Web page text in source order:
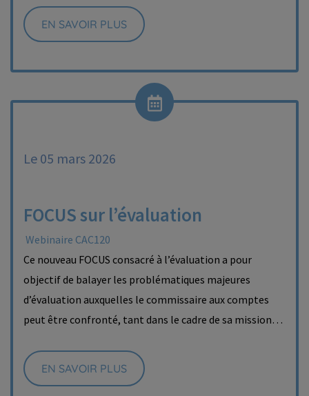
EN SAVOIR PLUS
Le 05 mars 2026
FOCUS sur l’évaluation
Webinaire CAC120
Ce nouveau FOCUS consacré à l’évaluation a pour
objectif de balayer les problématiques majeures
d’évaluation auxquelles le commissaire aux comptes
peut être confronté, tant dans le cadre de sa mission…
EN SAVOIR PLUS